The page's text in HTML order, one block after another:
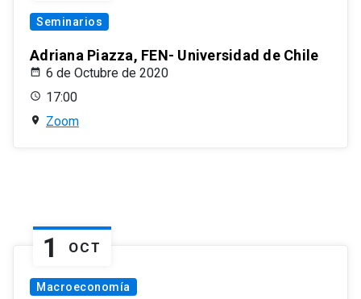
Seminarios
Adriana Piazza, FEN- Universidad de Chile
6 de Octubre de 2020
17:00
Zoom
1 OCT
Macroeconomía